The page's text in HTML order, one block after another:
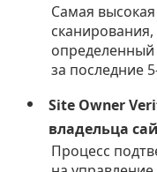
Самая
за последние
Site Owner
владельца
Процесс